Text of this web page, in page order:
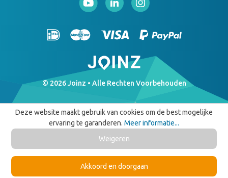
© 2026 Joinz • Alle Rechten Voorbehouden
Deze website maakt gebruik van cookies om de best mogelijke
ervaring te garanderen. Meer informatie...
Weigeren
Akkoord en doorgaan